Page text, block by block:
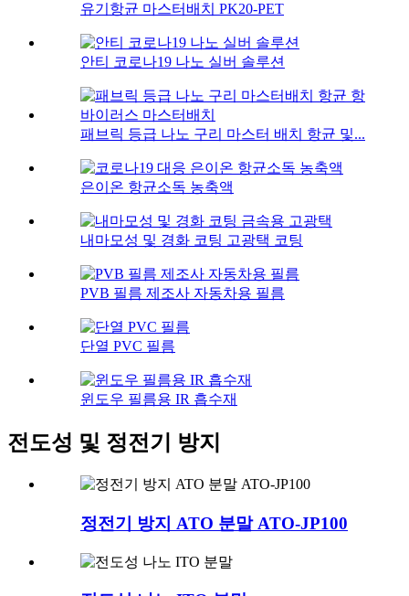
유기항균 마스터배치 PK20-PET
안티 코로나19 나노 실버 솔루션
패브릭 등급 나노 구리 마스터 배치 항균 및...
은이온 항균소독 농축액
내마모성 및 경화 코팅 고광택 코팅
PVB 필름 제조사 자동차용 필름
단열 PVC 필름
윈도우 필름용 IR 흡수재
전도성 및 정전기 방지
정전기 방지 ATO 분말 ATO-JP100